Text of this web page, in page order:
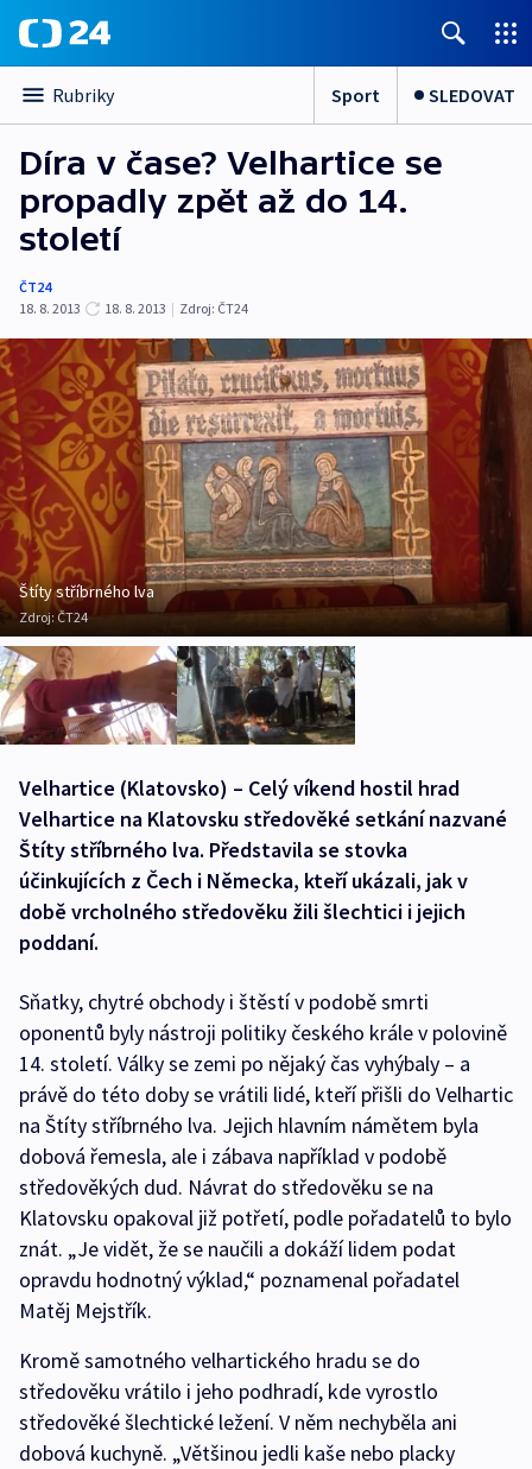
Rubriky Sport SLEDOVAT
Díra v čase? Velhartice se
propadly zpět až do 14.
století
ČT24
18. 8. 2013
18. 8. 2013 | Zdroj: ČT24
Štíty stříbrného lva
Zdroj: ČT24
Velhartice (Klatovsko) – Celý víkend hostil hrad
Velhartice na Klatovsku středověké setkání nazvané
Štíty stříbrného lva. Představila se stovka
účinkujících z Čech i Německa, kteří ukázali, jak v
době vrcholného středověku žili šlechtici i jejich
poddaní.
Sňatky, chytré obchody i štěstí v podobě smrti
oponentů byly nástroji politiky českého krále v polovině
14. století. Války se zemi po nějaký čas vyhýbaly – a
právě do této doby se vrátili lidé, kteří přišli do Velhartic
na Štíty stříbrného lva. Jejich hlavním námětem byla
dobová řemesla, ale i zábava například v podobě
středověkých dud. Návrat do středověku se na
Klatovsku opakoval již potřetí, podle pořadatelů to bylo
znát. „Je vidět, že se naučili a dokáží lidem podat
opravdu hodnotný výklad,“ poznamenal pořadatel
Matěj Mejstřík.
Kromě samotného velhartického hradu se do
středověku vrátilo i jeho podhradí, kde vyrostlo
středověké šlechtické ležení. V něm nechyběla ani
dobová kuchyně. „Většinou jedli kaše nebo placky